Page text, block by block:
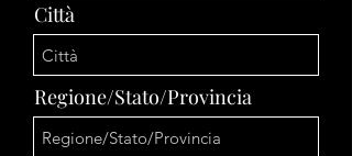
Città
Regione/Stato/Provincia